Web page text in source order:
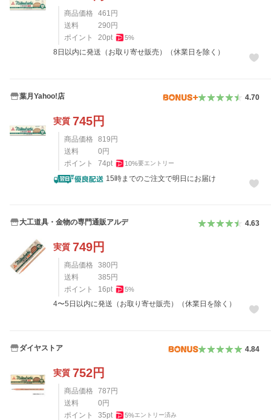
商品価格 461 円
送料
290 円
ポイント
20pt 5%
8日以内に発送（お取り寄せ販売）（休業日を除く）
葉月Yahoo!店 4.70
実質 745円
商品価格 819 円
送料
0 円
ポイント
74pt 10%要エントリー
15時までのご注文で明日にお届け
大工道具・金物の専門通販アルデ 4.63
実質 749円
商品価格 380 円
送料
385 円
ポイント
16pt 5%
4〜5日以内に発送（お取り寄せ販売）（休業日を除く）
ダイヤストア 4.84
実質 752円
商品価格 787 円
送料
0 円
ポイント
35pt 5%エントリー済み